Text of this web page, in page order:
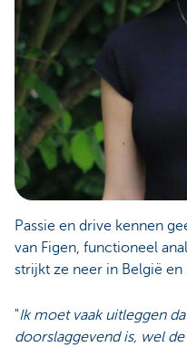
Passie en drive kennen
van Figen, functioneel
strijkt ze neer in België
"Ik moet vaak uitleggen
doorslaggevend is, wel